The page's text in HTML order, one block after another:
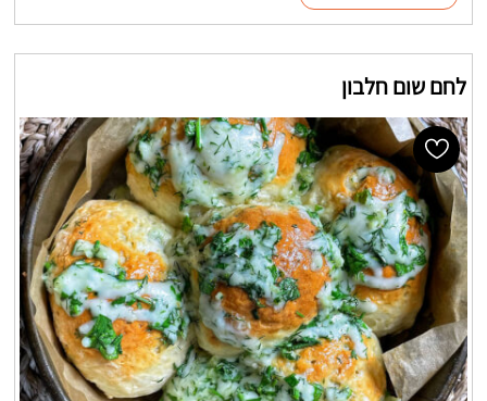
לחם שום חלבון